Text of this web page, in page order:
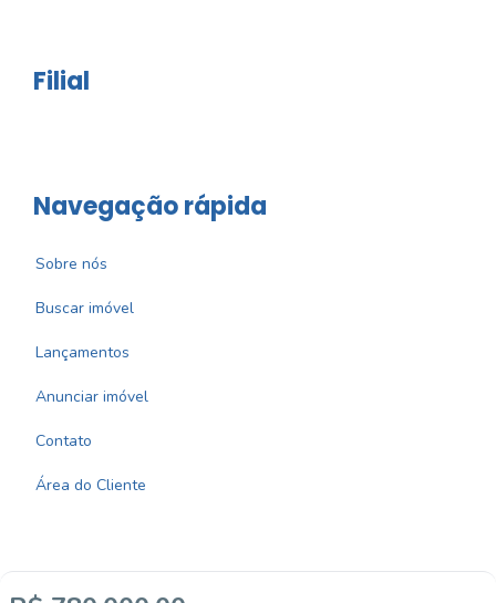
Filial
Navegação rápida
Sobre nós
Buscar imóvel
Lançamentos
Anunciar imóvel
Contato
Área do Cliente